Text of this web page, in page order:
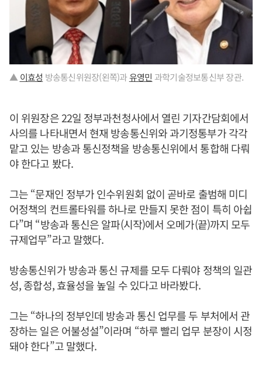
▲이효성 방송통신위원장(왼쪽)과유영민 과학기술정보통신부 장관.
이 위원장은 22일 정부과천청사에서 열린 기자간담회에서
사의를 나타내면서 현재 방송통신위와 과기정통부가 각각
맡고 있는 방송과 통신정책을 방송통신위에서 통합해 다뤄
야 한다고 봤다.
그는 “문재인 정부가 인수위원회 없이 곧바로 출범해 미디
어정책의 컨트롤타워를 하나로 만들지 못한 점이 특히 아쉽
다”며 “방송과 통신은 알파(시작)에서 오메가(끝)까지 모두
규제업무”라고 말했다.
방송통신위가 방송과 통신 규제를 모두 다뤄야 정책의 일관
성, 종합성, 효율성을 높일 수 있다고 바라봤다.
그는 “하나의 정부인데 방송과 통신 업무를 두 부처에서 관
장하는 일은 어불성설”이라며 “하루 빨리 업무 분장이 시정
돼야 한다”고 말했다.